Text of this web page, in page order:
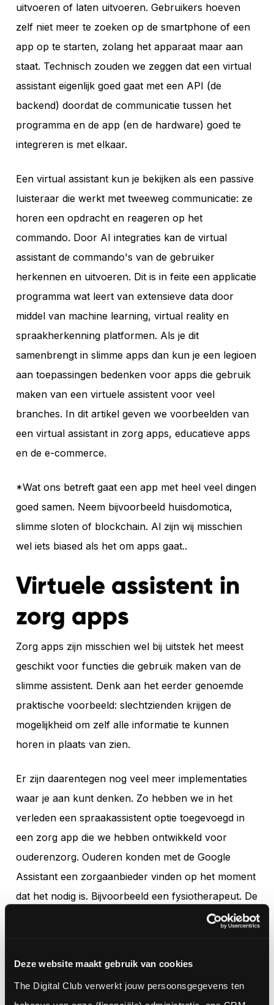
Deze website maakt gebruik van cookies
The Digital Club verwerkt jouw persoonsgegevens ten
uitvoeren of laten uitvoeren. Gebruikers hoeven
zelf niet meer te zoeken op de smartphone of een
app op te starten, zolang het apparaat maar aan
staat. Technisch zouden we zeggen dat een virtual
assistant eigenlijk goed gaat met een API (de
backend) doordat de communicatie tussen het
programma en de app (en de hardware) goed te
integreren is met elkaar.
Een virtual assistant kun je bekijken als een passive
luisteraar die werkt met tweeweg communicatie: ze
horen een opdracht en reageren op het
commando. Door AI integraties kan de virtual
assistant de commando's van de gebruiker
herkennen en uitvoeren. Dit is in feite een applicatie
programma wat leert van extensieve data door
middel van machine learning, virtual reality en
spraakherkenning platformen. Als je dit
samenbrengt in slimme apps dan kun je een legioen
aan toepassingen bedenken voor apps die gebruik
maken van een virtuele assistent voor veel
branches. In dit artikel geven we voorbeelden van
een virtual assistant in zorg apps, educatieve apps
en de e-commerce.
*Wat ons betreft gaat een app met heel veel dingen
goed samen. Neem bijvoorbeeld huisdomotica,
slimme sloten of blockchain. Al zijn wij misschien
wel iets biased als het om apps gaat..
Virtuele assistent in
zorg apps
Zorg apps zijn misschien wel bij uitstek het meest
geschikt voor functies die gebruik maken van de
slimme assistent. Denk aan het eerder genoemde
praktische voorbeeld: slechtzienden krijgen de
mogelijkheid om zelf alle informatie te kunnen
horen in plaats van zien.
Er zijn daarentegen nog veel meer implementaties
waar je aan kunt denken. Zo hebben we in het
verleden een spraakassistent optie toegevoegd in
een zorg app die we hebben ontwikkeld voor
ouderenzorg. Ouderen konden met de Google
Assistant een zorgaanbieder vinden op het moment
dat het nodig is. Bijvoorbeeld een fysiotherapeut. De
app stelt vragen zoals waar de fysio gevestigd moet
benaderd kunnen worden met de juiste